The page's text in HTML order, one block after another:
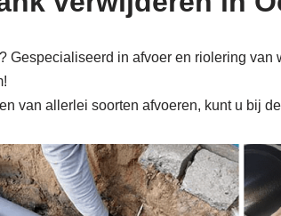
Gespecialiseerd in afvoer en riolering
van allerlei soorten afvoeren, kunt u bij